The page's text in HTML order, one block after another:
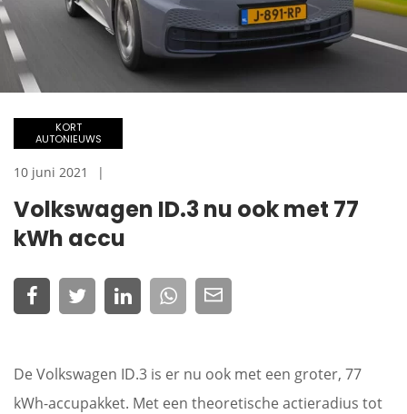
Volkswagen ID.3 nu ook met 77
kWh accu
KORT
AUTONIEUWS
10 juni 2021
De Volkswagen ID.3 is er nu ook met een groter, 77
kWh-accupakket. Met een theoretische actieradius tot